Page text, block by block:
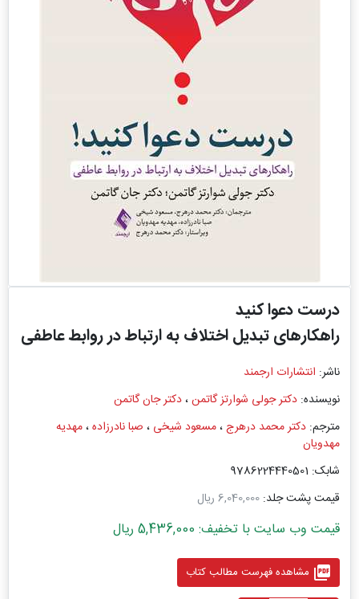
درست دعوا کنید
راهکارهای تبدیل اختلاف به ارتباط در روابط عاطفی
ناشر: انتشارات ارجمند
نویسنده: دکتر جولی شوارتز گاتمن،دکتر جان گاتمن
مترجم: دکتر محمد درهرج،مسعود شیخی ، صبا نادرزاده،مهدیه
مهدویان
شابک: 9786224440501
قیمت پشت جلد: 6,040,000 ریال
قیمت وب سایت با تخفیف: 5,436,000 ریال
picture_as_pdf مشاهده فهرست مطالب کتاب